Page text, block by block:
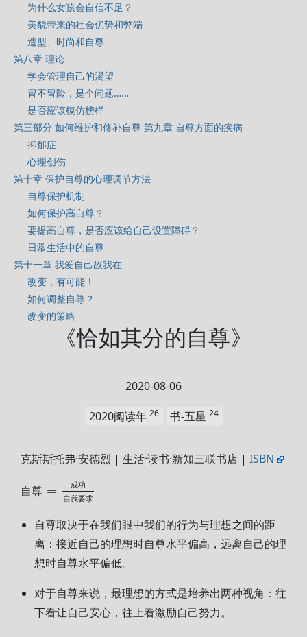
为什么女孩会自信不足？
美貌带来的社会优势和弊端
造型、时尚和自尊
第八章 理论
学会管理自己的渴望
冒不冒险，是个问题……
是否应该模仿榜样
第三部分 如何维护和修补自尊 第九章 自尊方面的疾病
抑郁症
心理创伤
第十章 保护自尊的心理调节方法
自尊保护机制
如何保护高自尊？
要提高自尊，是否应该给自己设置障碍？
日常生活中的自尊
第十一章 我爱自己故我在
改变，有可能！
如何调整自尊？
改变的策略
《恰如其分的自尊》
2020-08-06
2020阅读年 26 书-五星 24
克斯斯托弗·安德烈 | 生活·读书·新知三联书店 | ISBN
自尊 = 成功
自我要求
自尊取决于在我们眼中我们的行为与理想之间的距
离：接近自己的理想时自尊水平偏高，远离自己的理
想时自尊水平偏低。
对于自尊来说，最理想的方式是培养出两种视角：往
下看让自己安心，往上看激励自己努力。